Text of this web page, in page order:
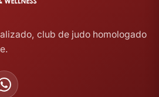
club de judo homologado